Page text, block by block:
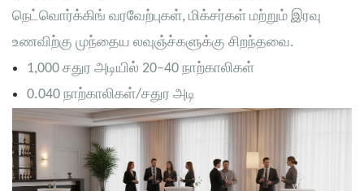
நெட்வொர்க்கிங் வரவேற்புகள், மிக்சர்கள் மற்றும் இரவு
உணவிற்கு முந்தைய லவுஞ்ச்களுக்கு சிறந்தவை.
1,000 சதுர அடியில் 20–40 நாற்காலிகள்
0.040 நாற்காலிகள்/சதுர அடி